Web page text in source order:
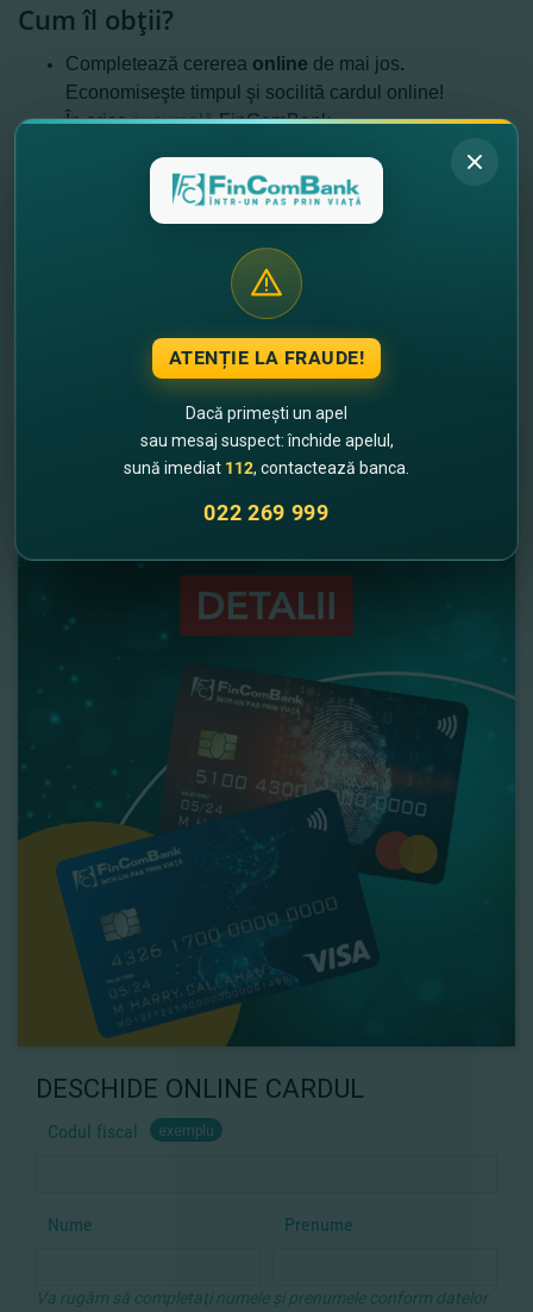
Cum îl obţii?
Completează cererea online de mai jos.
Economiseşte timpul şi socilită cardul online!
În oricesucursală FinComBank.
Deschiderea unui card bancar temporar este
posibilă doar în sucursalele băncii.
DESCHIDE ONLINE CARDUL
Codul fiscal exemplu
Nume Prenume
Va rugăm să completaţi numele şi prenumele conform datelor
ATENȚIE LA FRAUDE!
Dacă primești un apel
sau mesaj suspect: închide apelul,
sună imediat 112, contactează banca.
022 269 999